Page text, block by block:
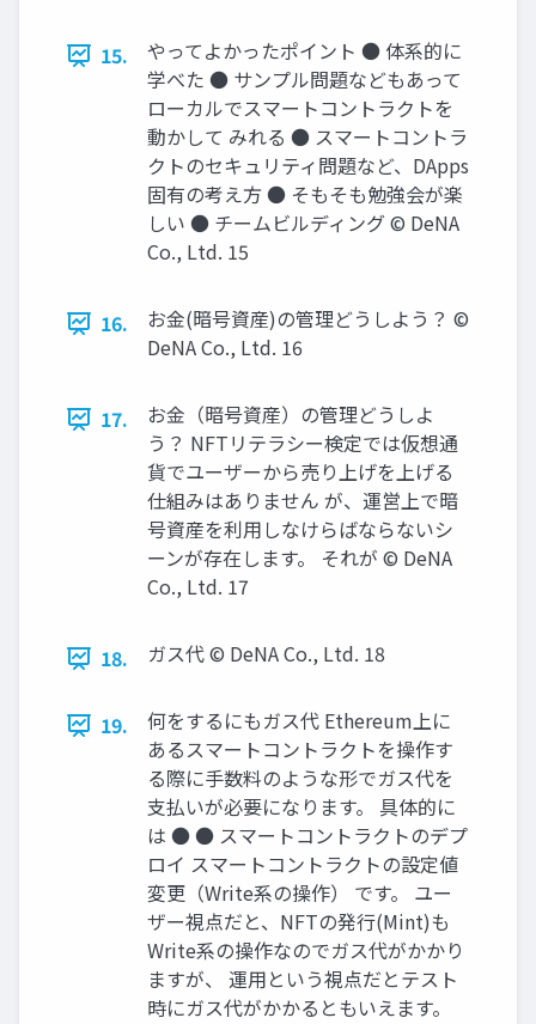
15.
やってよかったポイント ● 体系的に
学べた ● サンプル問題などもあって
ローカルでスマートコントラクトを
動かして みれる ● スマートコントラ
クトのセキュリティ問題など、DApps
固有の考え⽅ ● そもそも勉強会が楽
しい ● チームビルディング © DeNA
Co., Ltd. 15
16.
お⾦(暗号資産)の管理どうしよう？ ©
DeNA Co., Ltd. 16
17.
お⾦（暗号資産）の管理どうしよ
う？ NFTリテラシー検定では仮想通
貨でユーザーから売り上げを上げる
仕組みはありません が、運営上で暗
号資産を利⽤しなけらばならないシ
ーンが存在します。 それが © DeNA
Co., Ltd. 17
18. ガス代 © DeNA Co., Ltd. 18
19.
何をするにもガス代 Ethereum上に
あるスマートコントラクトを操作す
る際に⼿数料のような形でガス代を
⽀払いが必要になります。 具体的に
は ● ● スマートコントラクトのデプ
ロイ スマートコントラクトの設定値
変更（Write系の操作） です。 ユー
ザー視点だと、NFTの発⾏(Mint)も
Write系の操作なのでガス代がかかり
ますが、 運⽤という視点だとテスト
時にガス代がかかるともいえます。